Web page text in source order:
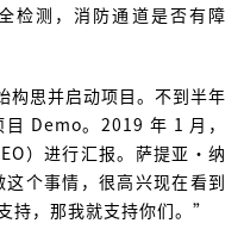
检测，消防通道是否有障
构思并启动项目。不到半年
Demo。2019 年 1 月，
）进行汇报。萨提亚·纳
个事情，很高兴现在看到
持，那我就支持你们。”